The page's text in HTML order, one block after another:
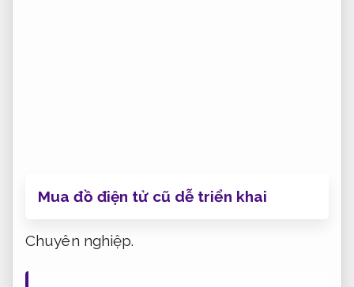
Mua đồ điện tử cũ dễ triển khai
Chuyên nghiệp.